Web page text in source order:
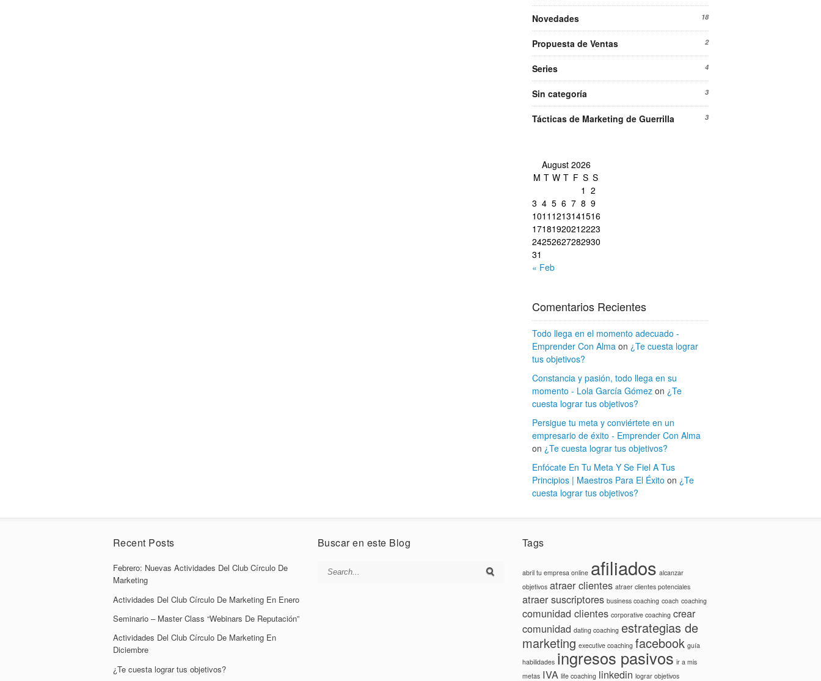
Novedades 18
Propuesta de Ventas 2
Series 4
Sin categoría 3
Tácticas de Marketing de Guerrilla 3
August 2026
M T W T F S S
« Feb
1 2
3 4 5 6 7 8 9
1011 1213141516
17181920212223
24252627282930
31
Comentarios Recientes
Todo llega en el momento adecuado -
Emprender Con Alma on ¿Te cuesta lograr
tus objetivos?
Constancia y pasión, todo llega en su
momento - Lola García Gómezon ¿Te
cuesta lograr tus objetivos?
Persigue tu meta y conviértete en un
empresario de éxito - Emprender Con Alma
on ¿Te cuesta lograr tus objetivos?
Enfócate En Tu Meta Y Se Fiel A Tus
Principios | Maestros Para El Éxito on ¿Te
cuesta lograr tus objetivos?
Recent Posts
Febrero: Nuevas Actividades Del Club Círculo De
Marketing
Actividades Del Club Círculo De Marketing En Enero
Seminario – Master Class “Webinars De Reputación”
Actividades Del Club Círculo De Marketing En
Diciembre
¿Te cuesta lograr tus objetivos?
Buscar en este Blog Tags
abril tu empresa online afiliados alcanzar
objetivos atraer clientes atraer clientes potenciales
atraer suscriptores business coaching coach coaching
comunidad clientes corporative coaching crear
comunidad dating coaching estrategias de
marketing executive coaching facebook guía
habilidades ingresos pasivos ir a mis
metas IVA life coaching linkedin lograr objetivos